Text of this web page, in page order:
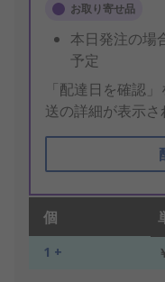
お取り寄せ品
本日発注の場
予定
「配達日を確認
送の詳細が表示さ
個
1 +